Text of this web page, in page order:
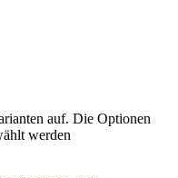
auf. Die Optionen
werden